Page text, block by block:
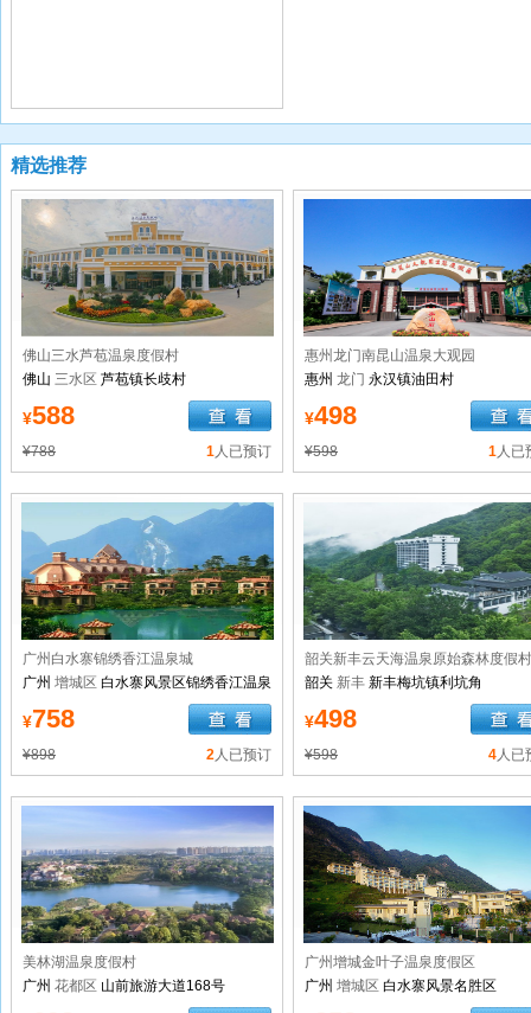
精选推荐
佛山三水芦苞温泉度假村
佛山 三水区 芦苞镇长歧村
¥588
¥788 1人已预订
惠州龙门南昆山温泉大观园
惠州 龙门 永汉镇油田村
¥498
¥598 1人已
广州白水寨锦绣香江温泉城
广州 增城区 白水寨风景区锦绣香江温泉
城
¥758
¥898 2人已预订
韶关新丰云天海温泉原始森林度假村
韶关 新丰 新丰梅坑镇利坑角
¥498
¥598 4人已
美林湖温泉度假村
广州 花都区 山前旅游大道168号
广州增城金叶子温泉度假区
广州 增城区 白水寨风景名胜区